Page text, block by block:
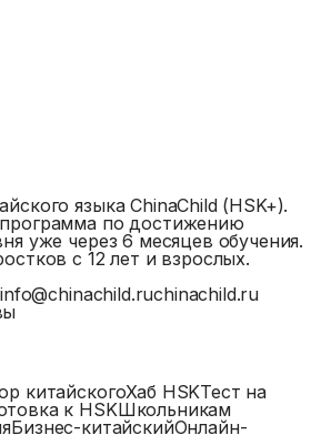
языка ChinaChild (HSK+).
по достижению
уже через 6 месяцев обучения.
с 12 лет и взрослых.
info@chinachild.ruchinachild.ru
китайскогоХаб HSKТест на
к HSKШкольникам
Бизнес-китайскийОнлайн-